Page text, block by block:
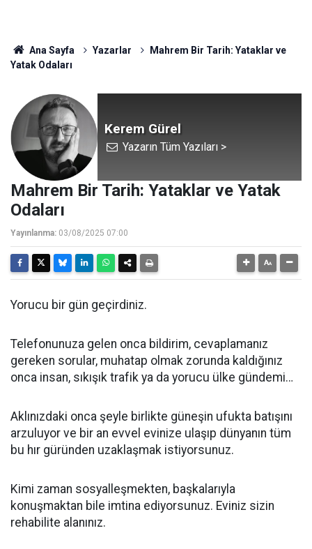
Ana Sayfa Yazarlar
Mahrem Bir Tarih: Yataklar ve
Yatak Odaları
Kerem Gürel
Yazarın Tüm Yazıları >
Mahrem Bir Tarih: Yataklar ve Yatak
Odaları
Yayınlanma: 03/08/2025 07:00
Yorucu bir gün geçirdiniz.
Telefonunuza gelen onca bildirim, cevaplamanız
gereken sorular, muhatap olmak zorunda kaldığınız
onca insan, sıkışık trafik ya da yorucu ülke gündemi…
Aklınızdaki onca şeyle birlikte güneşin ufukta batışını
arzuluyor ve bir an evvel evinize ulaşıp dünyanın tüm
bu hır güründen uzaklaşmak istiyorsunuz.
Kimi zaman sosyalleşmekten, başkalarıyla
konuşmaktan bile imtina ediyorsunuz. Eviniz sizin
rehabilite alanınız.